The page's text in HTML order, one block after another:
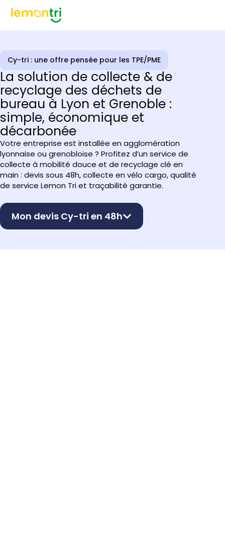
Cy-tri : une offre pensée pour les TPE/PME
La solution de collecte & de
recyclage des déchets de
bureau à Lyon et Grenoble :
simple, économique et
décarbonée
Votre entreprise est installée en agglomération
lyonnaise ou grenobloise ? Profitez d’un service de
collecte à mobilité douce et de recyclage clé en
main : devis sous 48h, collecte en vélo cargo, qualité
de service Lemon Tri et traçabilité garantie.
Mon devis Cy-tri en 48h